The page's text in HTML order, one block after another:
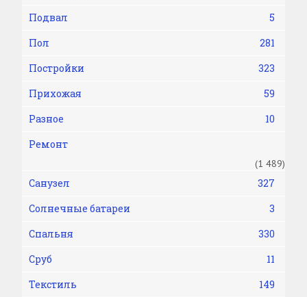
Подвал
5
Пол
281
Постройки
323
Прихожая
59
Разное
10
Ремонт
(1 489)
Санузел
327
Солнечные батареи
3
Спальня
330
Сруб
11
Текстиль
149